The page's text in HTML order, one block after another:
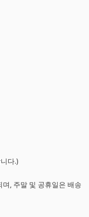
다.)
, 주말 및 공휴일은 배송